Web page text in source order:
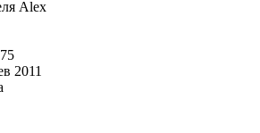
2011